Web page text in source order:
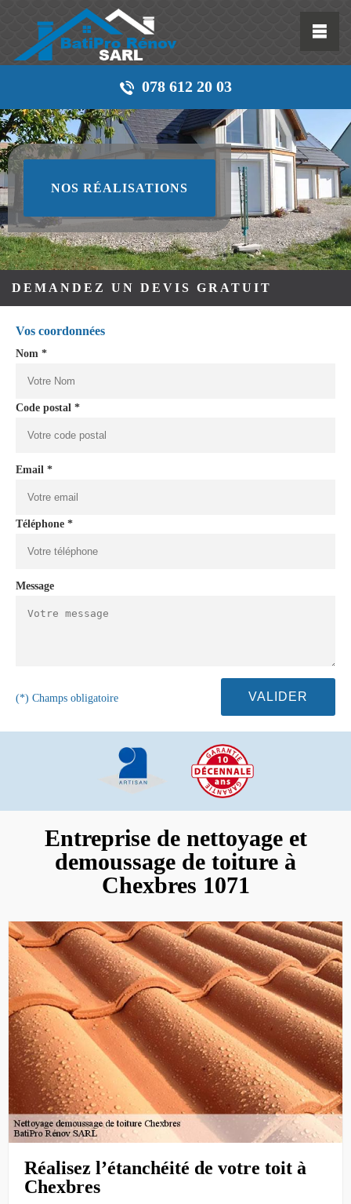
078 612 20 03
NOS RÉALISATIONS
DEMANDEZ UN DEVIS GRATUIT
Vos coordonnées
Nom *
Code postal *
Email *
Téléphone *
Message
(*) Champs obligatoire
Entreprise de nettoyage et
demoussage de toiture à
Chexbres 1071
Réalisez l’étanchéité de votre toit à
Chexbres